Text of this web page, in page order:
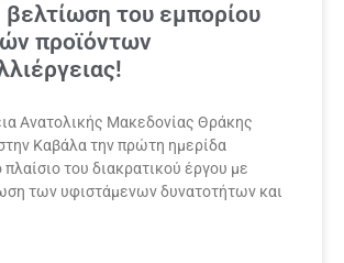
βελτίωση του εμπορίου
προϊόντων
Ανατολικής Μακεδονίας Θράκης
Καβάλα την πρώτη ημερίδα
του διακρατικού έργου με
των υφιστάμενων δυνατοτήτων και